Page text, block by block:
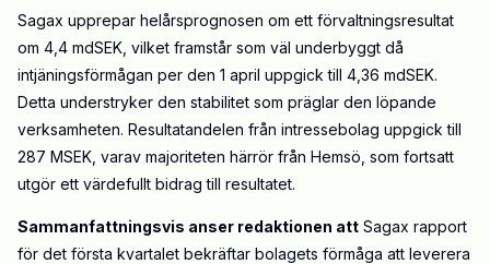
Sagax upprepar helårsprognosen om ett förvaltningsresultat
om 4,4 mdSEK, vilket framstår som väl underbyggt då
intjäningsförmågan per den 1 april uppgick till 4,36 mdSEK.
Detta understryker den stabilitet som präglar den löpande
verksamheten. Resultatandelen från intressebolag uppgick till
287 MSEK, varav majoriteten härrör från Hemsö, som fortsatt
utgör ett värdefullt bidrag till resultatet.
Sammanfattningsvis anser redaktionen att Sagax rapport
för det första kvartalet bekräftar bolagets förmåga att leverera